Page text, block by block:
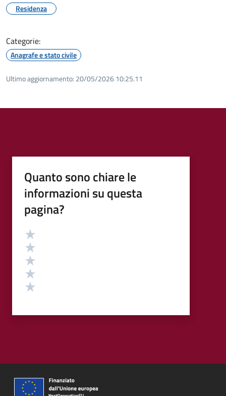
Residenza
Categorie:
Anagrafe e stato civile
Ultimo aggiornamento: 20/05/2026 10:25.11
Quanto sono chiare le
informazioni su questa
pagina?
Valutazione